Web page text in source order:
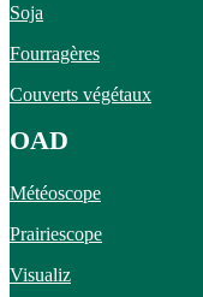
Soja
Fourragères
Couverts végétaux
OAD
Météoscope
Prairiescope
Visualiz